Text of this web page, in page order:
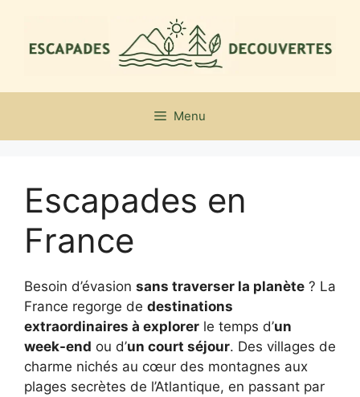
contenu
Menu
Escapades en
France
Besoin d’évasion sans traverser la planète ? La
France regorge de destinations
extraordinaires à explorer le temps d’un
week-end ou d’un court séjour. Des villages de
charme nichés au cœur des montagnes aux
plages secrètes de l’Atlantique, en passant par